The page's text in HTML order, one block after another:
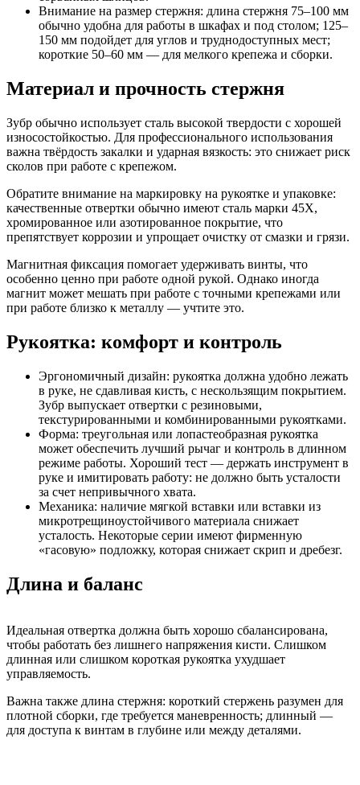
Внимание на размер стержня: длина стержня 75–100 мм
обычно удобна для работы в шкафах и под столом; 125–
150 мм подойдет для углов и труднодоступных мест;
короткие 50–60 мм — для мелкого крепежа и сборки.
Материал и прочность стержня
Зубр обычно использует сталь высокой твердости с хорошей
износостойкостью. Для профессионального использования
важна твёрдость закалки и ударная вязкость: это снижает риск
сколов при работе с крепежом.
Обратите внимание на маркировку на рукоятке и упаковке:
качественные отвертки обычно имеют сталь марки 45Х,
хромированное или азотированное покрытие, что
препятствует коррозии и упрощает очистку от смазки и грязи.
Магнитная фиксация помогает удерживать винты, что
особенно ценно при работе одной рукой. Однако иногда
магнит может мешать при работе с точными крепежами или
при работе близко к металлу — учтите это.
Рукоятка: комфорт и контроль
Эргономичный дизайн: рукоятка должна удобно лежать
в руке, не сдавливая кисть, с нескользящим покрытием.
Зубр выпускает отвертки с резиновыми,
текстурированными и комбинированными рукоятками.
Форма: треугольная или лопастеобразная рукоятка
может обеспечить лучший рычаг и контроль в длинном
режиме работы. Хороший тест — держать инструмент в
руке и имитировать работу: не должно быть усталости
за счет непривычного хвата.
Механика: наличие мягкой вставки или вставки из
микротрещиноустойчивого материала снижает
усталость. Некоторые серии имеют фирменную
«гасовую» подложку, которая снижает скрип и дребезг.
Длина и баланс
Идеальная отвертка должна быть хорошо сбалансирована,
чтобы работать без лишнего напряжения кисти. Слишком
длинная или слишком короткая рукоятка ухудшает
управляемость.
Важна также длина стержня: короткий стержень разумен для
плотной сборки, где требуется маневренность; длинный —
для доступа к винтам в глубине или между деталями.